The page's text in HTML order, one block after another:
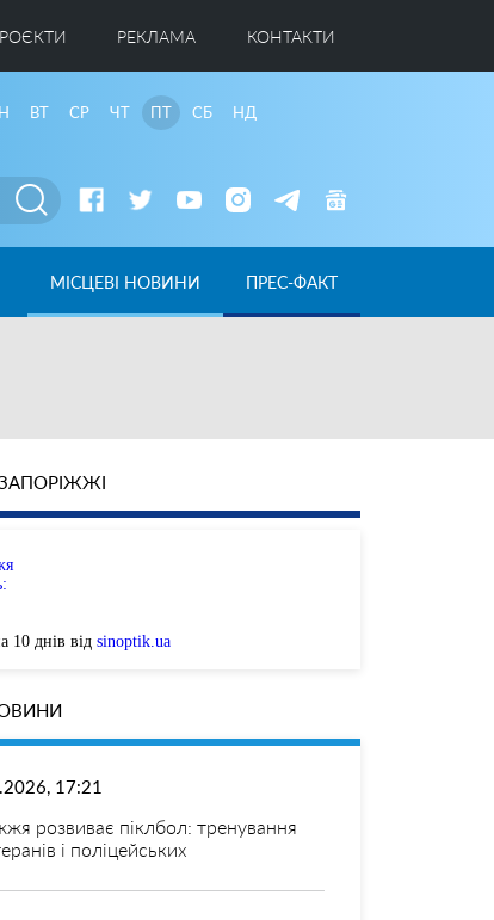
РЕКЛАМА КОНТАКТИ
ВТ СР ЧТ ПТ СБ НД
МІСЦЕВІ НОВИНИ ПРЕС-ФАКТ
10 днів від sinoptik.ua
17:21
розвиває піклбол: тренування
і поліцейських